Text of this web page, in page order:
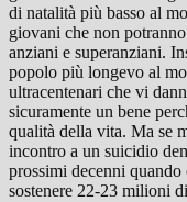
di natalità più basso al
giovani che non
anziani e superanziani.
popolo più longevo al
ultracentenari che vi
sicuramente un bene
qualità della vita. Ma se
incontro a un suicidio
prossimi decenni
sostenere 22-23 milioni